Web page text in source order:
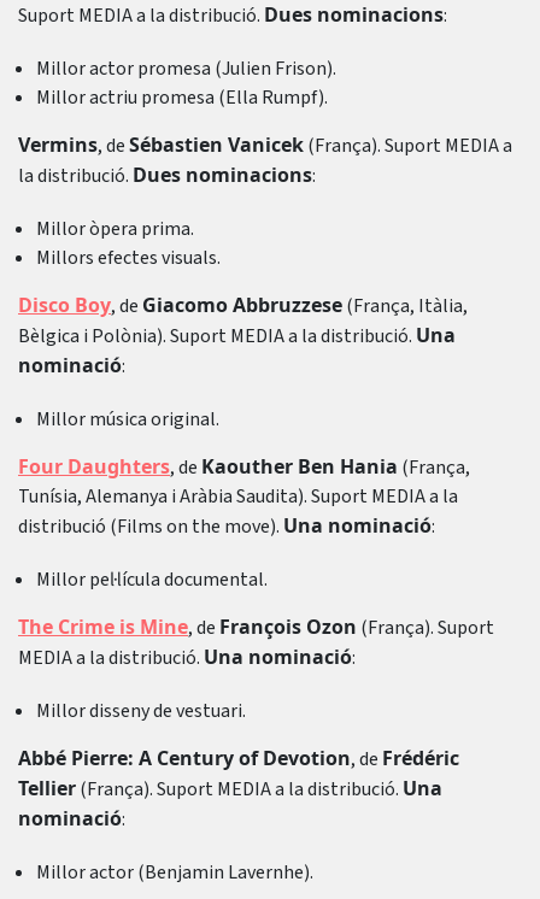
Suport MEDIA a la distribució. Dues nominacions:
Millor actor promesa (Julien Frison).
Millor actriu promesa (Ella Rumpf).
Vermins, deSébastien Vanicek(França). Suport MEDIA a
la distribució. Dues nominacions:
Millor òpera prima.
Millors efectes visuals.
Disco Boy, de Giacomo Abbruzzese(França, Itàlia,
Bèlgica i Polònia). Suport MEDIA a la distribució. Una
nominació:
Millor música original.
Four Daughters, de Kaouther Ben Hania (França,
Tunísia, Alemanya i Aràbia Saudita). Suport MEDIA a la
distribució (Films on the move). Una nominació:
Millor pel·lícula documental.
The Crime is Mine, de François Ozon (França). Suport
MEDIA a la distribució. Una nominació:
Millor disseny de vestuari.
Abbé Pierre: A Century of Devotion, de Frédéric
Tellier(França). Suport MEDIA a la distribució. Una
nominació:
Millor actor (Benjamin Lavernhe).